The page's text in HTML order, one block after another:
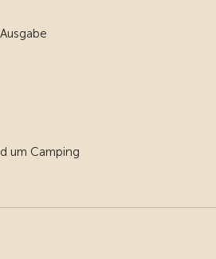
um Camping